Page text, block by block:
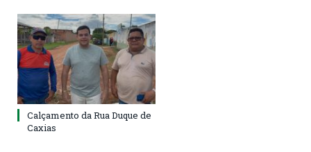
Calçamento da Rua Duque de
Caxias